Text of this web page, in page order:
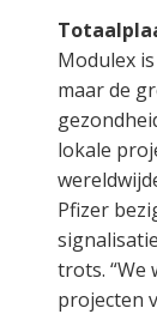
Modulex
maar de
lokale
Pfizer
trots. “We
projecten